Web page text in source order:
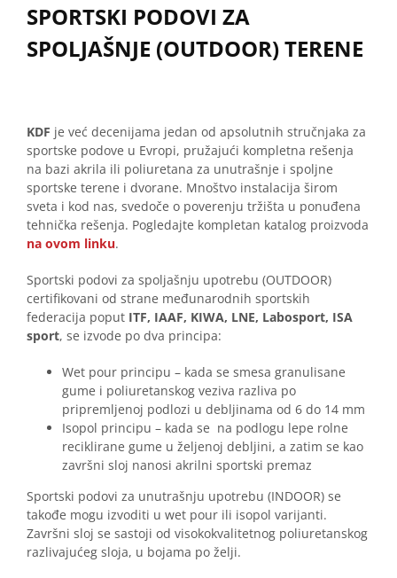
SPORTSKI PODOVI ZA
SPOLJAŠNJE (OUTDOOR) TERENE
KDF je već decenijama jedan od apsolutnih stručnjaka za
sportske podove u Evropi, pružajući kompletna rešenja
na bazi akrila ili poliuretana za unutrašnje i spoljne
sportske terene i dvorane. Mnoštvo instalacija širom
sveta i kod nas, svedoče o poverenju tržišta u ponuđena
tehnička rešenja. Pogledajte kompletan katalog proizvoda
na ovom linku.
Sportski podovi za spoljašnju upotrebu (OUTDOOR)
certifikovani od strane međunarodnih sportskih
federacija poput ITF, IAAF, KIWA, LNE, Labosport, ISA
sport, se izvode po dva principa:
Wet pour principu – kada se smesa granulisane
gume i poliuretanskog veziva razliva po
pripremljenoj podlozi u debljinama od 6 do 14 mm
Isopol principu – kada se na podlogu lepe rolne
reciklirane gume u željenoj debljini, a zatim se kao
završni sloj nanosi akrilni sportski premaz
Sportski podovi za unutrašnju upotrebu (INDOOR) se
takođe mogu izvoditi u wet pour ili isopol varijanti.
Završni sloj se sastoji od visokokvalitetnog poliuretanskog
razlivajućeg sloja, u bojama po želji.